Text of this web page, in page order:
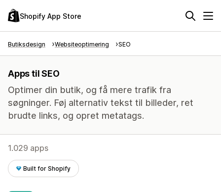
Shopify App Store
Butiksdesign Websiteoptimering SEO
Apps til SEO
Optimer din butik, og få mere trafik fra
søgninger. Føj alternativ tekst til billeder, ret
brudte links, og opret metatags.
1.029 apps
Built for Shopify